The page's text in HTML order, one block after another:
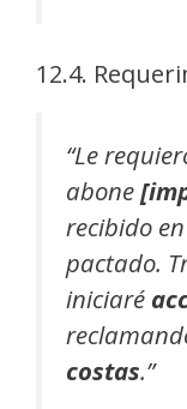
12.4.
“Le
abone
recibido
pactado.
iniciaré
costas.”